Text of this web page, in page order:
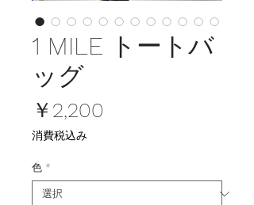
1 MILE トートバ
ッグ
￥2,200
消費税込み
色 *